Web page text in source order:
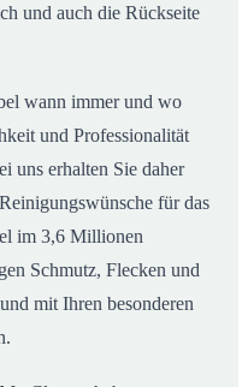
und auch die Rückseite
wann immer und wo
und Professionalität
uns erhalten Sie daher
für das
im 3,6 Millionen
Schmutz, Flecken und
mit Ihren besonderen